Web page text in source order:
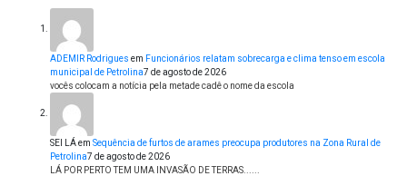
ADEMIR Rodrigues em Funcionários relatam sobrecarga e clima tenso em escola
municipal de Petrolina7 de agosto de 2026
vocês colocam a notícia pela metade cadê o nome da escola
SEI LÁem Sequência de furtos de arames preocupa produtores na Zona Rural de
Petrolina7 de agosto de 2026
LÁ POR PERTO TEM UMA INVASÃO DE TERRAS......